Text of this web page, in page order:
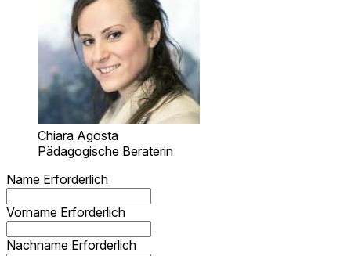
Chiara Agosta
Pädagogische Beraterin
Name Erforderlich
Vorname Erforderlich
Nachname Erforderlich